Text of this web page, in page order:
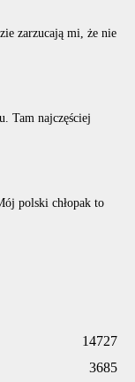
zarzucają mi, że nie
Tam najczęściej
polski chłopak to
14727
3685